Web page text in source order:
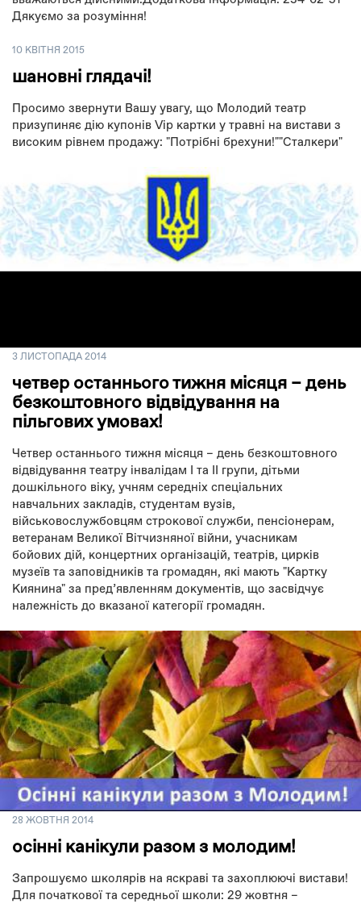
Дякуємо за розуміння!
10 КВІТНЯ 2015
шановні глядачі!
Просимо звернути Вашу увагу, що Молодий театр
призупиняє дію купонів Vip картки у травні на вистави з
високим рівнем продажу: "Потрібні брехуни!""Сталкери"
3 ЛИСТОПАДА 2014
четвер останнього тижня місяця – день
безкоштовного відвідування на
пільгових умовах!
Четвер останнього тижня місяця – день безкоштовного
відвідування театру інвалідам І та ІІ групи, дітьми
дошкільного віку, учням середніх спеціальних
навчальних закладів, студентам вузів,
військовослужбовцям строкової служби, пенсіонерам,
ветеранам Великої Вітчизняної війни, учасникам
бойових дій, концертних організацій, театрів, цирків
музеїв та заповідників та громадян, які мають "Картку
Киянина" за пред’явленням документів, що засвідчує
належність до вказаної категорії громадян.
28 ЖОВТНЯ 2014
осінні канікули разом з молодим!
Запрошуємо школярів на яскраві та захоплюючі вистави!
Для початкової та середньої школи: 29 жовтня –